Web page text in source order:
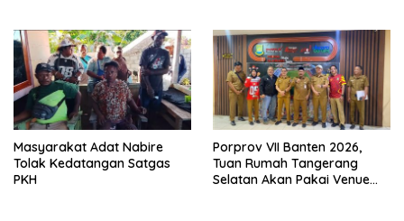
Masyarakat Adat Nabire
Tolak Kedatangan Satgas
PKH
Porprov VII Banten 2026,
Tuan Rumah Tangerang
Selatan Akan Pakai Venue